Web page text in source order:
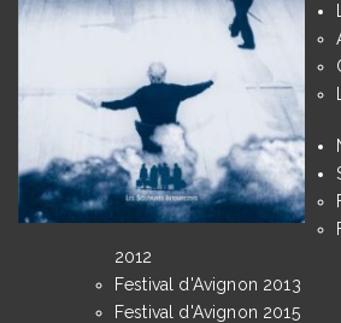
2012
Festival d'Avignon 2013
Festival d'Avignon 2015